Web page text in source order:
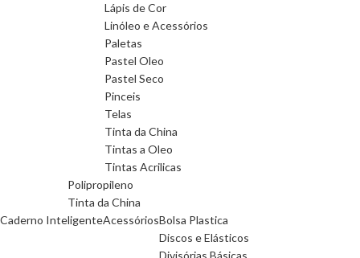
Lápis de Cor
Linóleo e Acessórios
Paletas
Pastel Oleo
Pastel Seco
Pinceis
Telas
Tinta da China
Tintas a Oleo
Tintas Acrilicas
Polipropileno
Tinta da China
Caderno InteligenteAcessóriosBolsa Plastica
Discos e Elásticos
Divisórias Básicas